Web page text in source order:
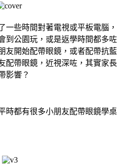
一些時間對著電視或平板電腦，
到公園玩，或是返學時間都多咗
友開始配帶眼鏡，或者配帶抗藍
配帶眼鏡，近視深咗，其實家長
影響？
時都有很多小朋友配帶眼鏡學桌